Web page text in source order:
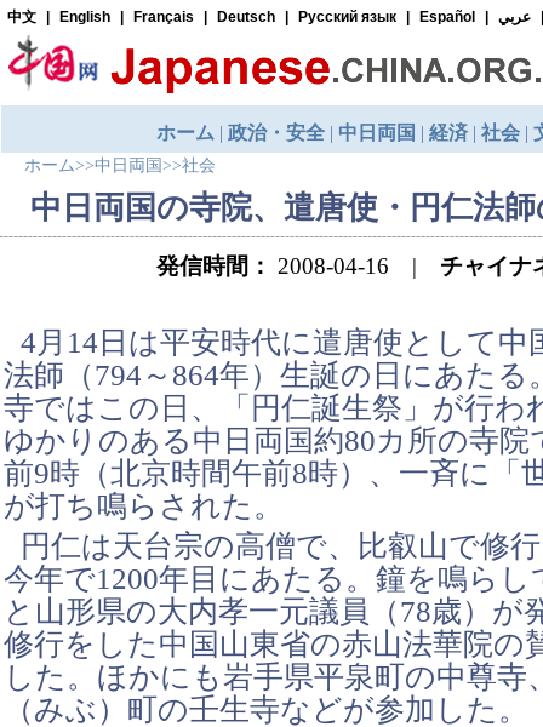
ホーム>>中日両国 >>社会
中日両国の寺院、遣唐使・円仁法
発信時間： 2008-04-16 | チャイナ
4月14日は平安時代に遣唐使として中
法師（794～864年）生誕の日にあたる
寺ではこの日、「円仁誕生祭」が行わ
ゆかりのある中日両国約80カ所の寺院
前9時（北京時間午前8時）、一斉に「
が打ち鳴らされた。
円仁は天台宗の高僧で、比叡山で修
今年で1200年目にあたる。鐘を鳴ら
と山形県の大内孝一元議員（78歳）が
修行をした中国山東省の赤山法華院の
した。ほかにも岩手県平泉町の中尊寺
（みぶ）町の壬生寺などが参加した。